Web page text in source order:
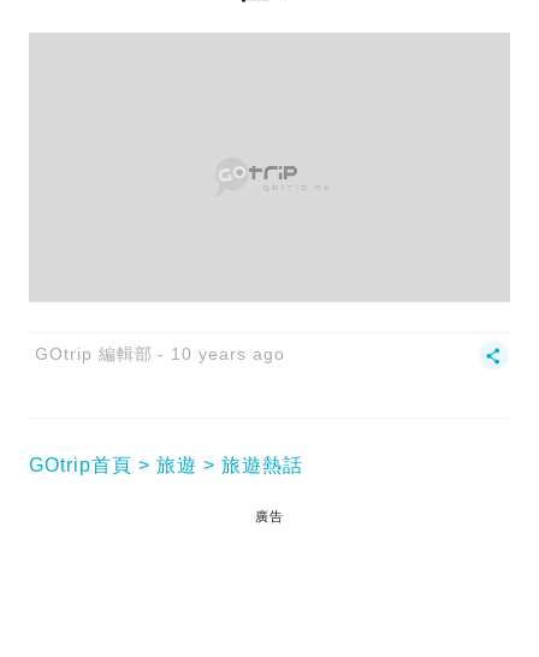
GOtrip 編輯部 10 years ago
GOtrip首頁 旅遊 旅遊熱話
廣告